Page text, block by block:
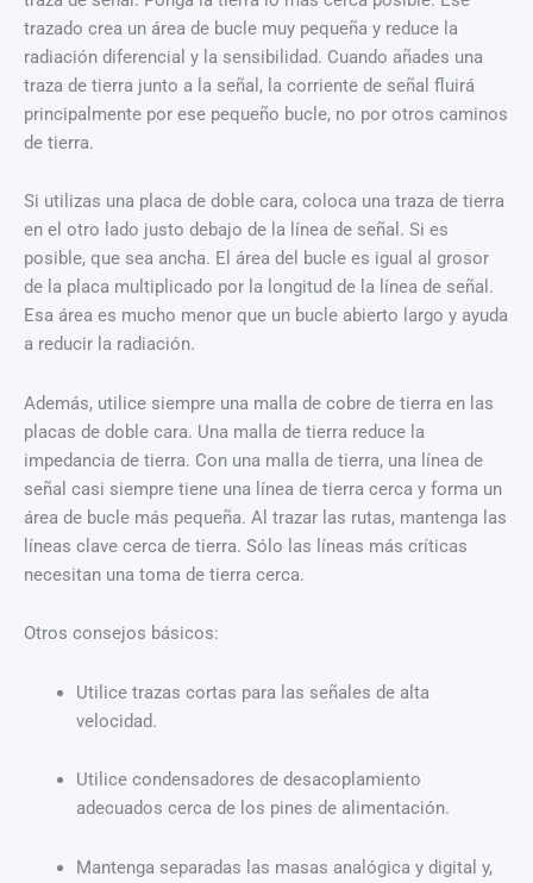
trazado crea un área de bucle muy pequeña y reduce la
radiación diferencial y la sensibilidad. Cuando añades una
traza de tierra junto a la señal, la corriente de señal fluirá
principalmente por ese pequeño bucle, no por otros caminos
de tierra.
Si utilizas una placa de doble cara, coloca una traza de tierra
en el otro lado justo debajo de la línea de señal. Si es
posible, que sea ancha. El área del bucle es igual al grosor
de la placa multiplicado por la longitud de la línea de señal.
Esa área es mucho menor que un bucle abierto largo y ayuda
a reducir la radiación.
Además, utilice siempre una malla de cobre de tierra en las
placas de doble cara. Una malla de tierra reduce la
impedancia de tierra. Con una malla de tierra, una línea de
señal casi siempre tiene una línea de tierra cerca y forma un
área de bucle más pequeña. Al trazar las rutas, mantenga las
líneas clave cerca de tierra. Sólo las líneas más críticas
necesitan una toma de tierra cerca.
Otros consejos básicos:
Utilice trazas cortas para las señales de alta
velocidad.
Utilice condensadores de desacoplamiento
adecuados cerca de los pines de alimentación.
Mantenga separadas las masas analógica y digital y,